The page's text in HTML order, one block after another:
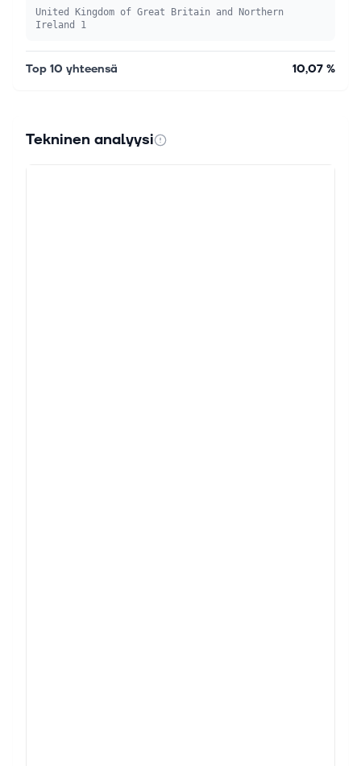
United Kingdom of Great Britain and Northern
Ireland 1
Top 10 yhteensä 10,07 %
Tekninen analyysi